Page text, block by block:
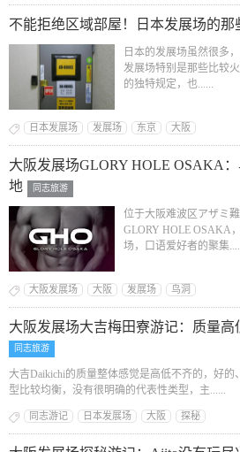
不能拒绝区域部屋！日本发展场的那
日本的发展场虽然很多
发展场特别是那些比较
的独特规定，也......
日本发展场 发展场 东京 大阪
大阪发展场GLORY HOLE OSAKA
地
同志旅游
位于大阪难波区アザミ
GLORY HOLE OSAKA
场，口语爱好者的聚集
大阪发展场 大阪 发展场 鸟洞
大阪发展场大吉梅田寮游记：质量高
同志旅游
大吉Daikichi的质量整体感觉是高低不齐的，好的
型比较均衡，没有很明确的代表性类型，主......
同志游记 日本发展场 大阪 探秘